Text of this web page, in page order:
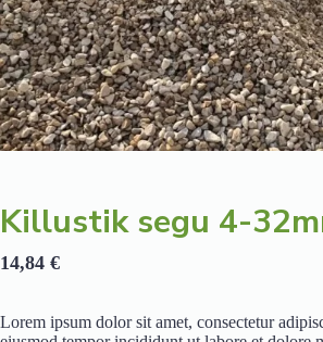
Killustik segu 4-
14,84 €
Lorem ipsum dolor sit amet, consectetur